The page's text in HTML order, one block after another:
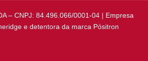
– CNPJ: 84.496.066/0001-04 | Empresa
e detentora da marca Pósitron